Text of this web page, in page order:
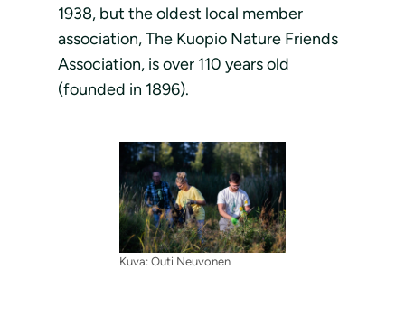
1938, but the oldest local member
association, The Kuopio Nature Friends
Association, is over 110 years old
(founded in 1896).
Kuva: Outi Neuvonen